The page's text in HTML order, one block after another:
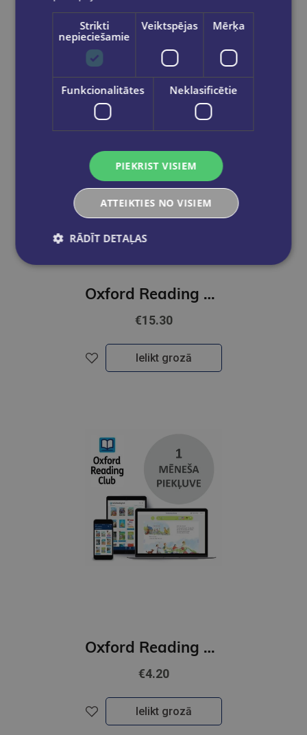
Oxford Reading Club 4 months' access
€15.30
Ielikt grozā
Oxford Reading Club: 1 month's access
€4.20
Ielikt grozā
Strikti
nepieciešamie
Veiktspējas Mērķa
Funkcionalitātes Neklasificētie
PIEKRIST VISIEM
ATTEIKTIES NO VISIEM
RĀDĪT DETAĻAS